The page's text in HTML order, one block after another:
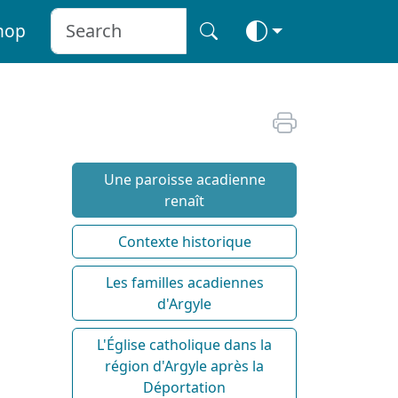
Une paroisse acadienne
renaît
Contexte historique
Les familles acadiennes
d'Argyle
L'Église catholique dans la
région d'Argyle après la
Déportation